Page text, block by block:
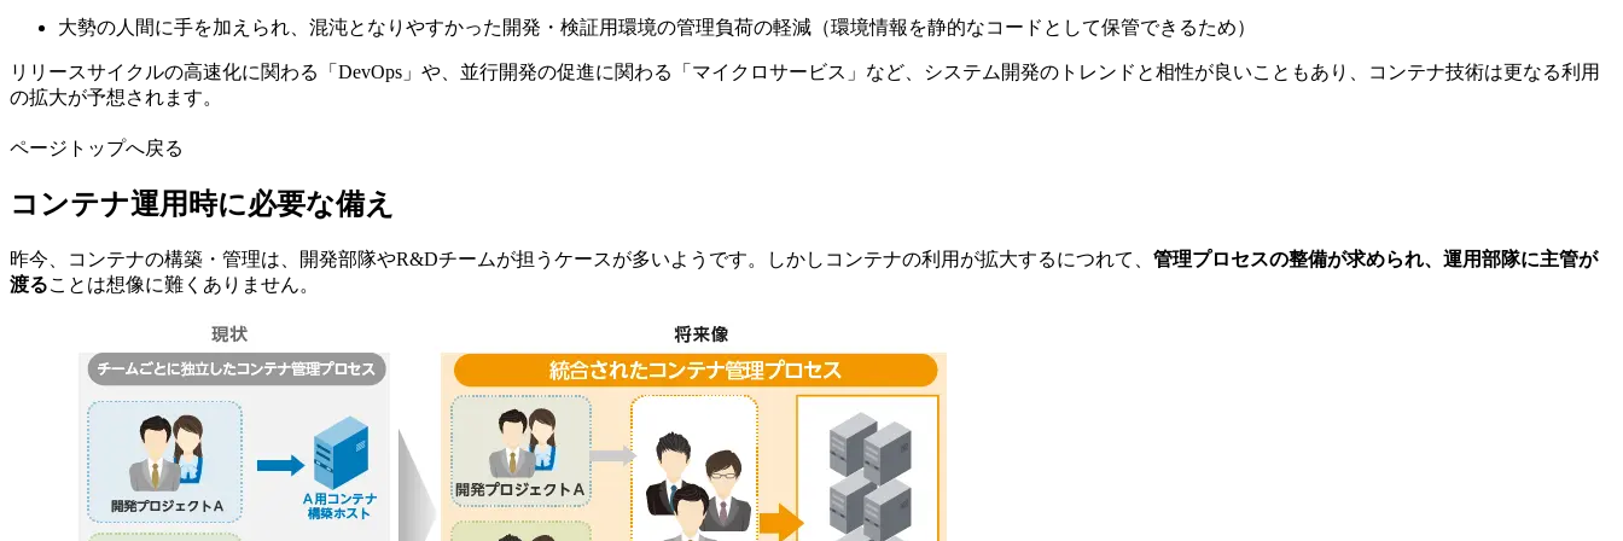
大勢の人間に手を加えられ、混沌となりやすかった開発・検証用環境の管理負荷の軽減（環境情報を静的なコードとして保管できるため）
リリースサイクルの高速化に関わる「DevOps」や、並行開発の促進に関わる「マイクロサービス」など、システム開発のトレンドと相性が良いこともあり、コンテナ技術は更なる利用
の拡大が予想されます。
ページトップへ戻る
コンテナ運用時に必要な備え
昨今、コンテナの構築・管理は、開発部隊やR&Dチームが担うケースが多いようです。しかしコンテナの利用が拡大するにつれて、 管理プロセスの整備が求められ、運用部隊に主管が
渡ることは想像に難くありません。